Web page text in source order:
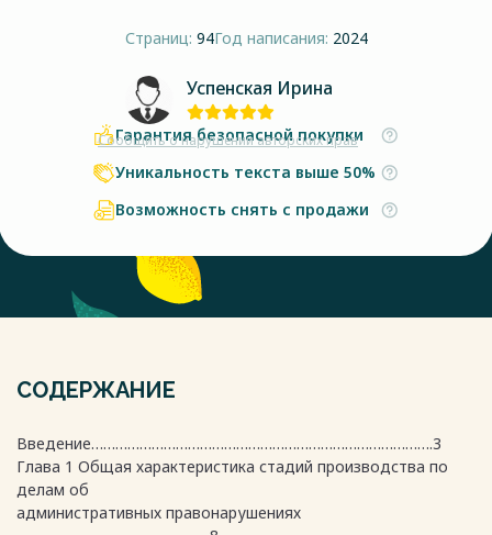
Страниц: 94Год написания: 2024
Успенская Ирина
Сообщить о нарушении авторских прав
Гарантия безопасной покупки
Уникальность текста выше 50%
Возможность снять с продажи
СОДЕРЖАНИЕ
Введение………………………………………………………………………….3
Глава 1 Общая характеристика стадий производства по
делам об
административных правонарушениях